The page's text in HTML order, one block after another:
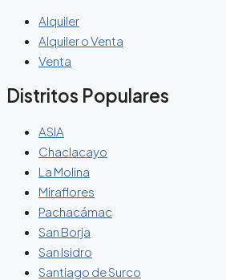
Alquiler
Alquiler o Venta
Venta
Distritos Populares
ASIA
Chaclacayo
La Molina
Miraflores
Pachacámac
San Borja
San Isidro
Santiago de Surco